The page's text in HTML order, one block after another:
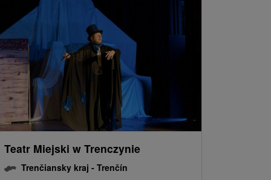
Teatr Miejski w Trenczynie
Trenčiansky kraj - Trenčín